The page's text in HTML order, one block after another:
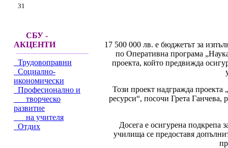
31
СБУ -
АКЦЕНТИ
Трудовоправни
Социално-
икономически
Професионално и
творческо
развитие
на учителя
Отдих
17 500 000 лв. е бюджетът за
по Оперативна програма
проекта, който предвижда
Този проект надгражда
ресурси“, посочи Грета Ганчева,
Досега е осигурена подкрепа
училища се предоставя